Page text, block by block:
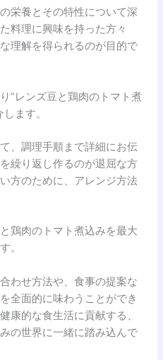
栄養とその特性について深
料理に興味を持った方々
理解を得られるのが目的で
”レンズ豆と鶏肉のトマト煮
ます。
、調理手順まで詳細にお伝
繰り返し作るのが退屈な方
方のために、アレンジ方法
鶏肉のトマト煮込みを最大
。
わせ方法や、食事の提案な
全面的に味わうことができ
康的な食生活に貢献する、
の世界に一緒に踏み込んで